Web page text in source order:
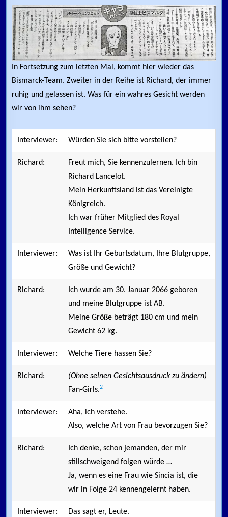
In Fortsetzung zum letzten Mal, kommt hier wieder das
Bismarck-Team. Zweiter in der Reihe ist Richard, der immer
ruhig und gelassen ist. Was für ein wahres Gesicht werden
wir von ihm sehen?
Interviewer: Würden Sie sich bitte vorstellen?
Richard:
Freut mich, Sie kennenzulernen. Ich bin
Richard Lancelot.
Mein Herkunftsland ist das Vereinigte
Königreich.
Ich war früher Mitglied des Royal
Intelligence Service.
Interviewer:
Was ist Ihr Geburtsdatum, Ihre Blutgruppe,
Größe und Gewicht?
Richard:
Ich wurde am 30. Januar 2066 geboren
und meine Blutgruppe ist AB.
Meine Größe beträgt 180 cm und mein
Gewicht 62 kg.
Interviewer: Welche Tiere hassen Sie?
Richard:
(Ohne seinen Gesichtsausdruck zu ändern)
Fan-Girls.2
Interviewer:
Aha, ich verstehe.
Also, welche Art von Frau bevorzugen Sie?
Richard:
Ich denke, schon jemanden, der mir
stillschweigend folgen würde …
Ja, wenn es eine Frau wie Sincia ist, die
wir in Folge 24 kennengelernt haben.
Interviewer:
Das sagt er, Leute.